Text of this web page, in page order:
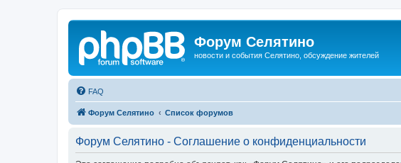
Форум Селятино
новости и события Селятино, обсуждение жителей
FAQ
Форум Селятино Список форумов
Форум Селятино - Соглашение о конфиденциальности